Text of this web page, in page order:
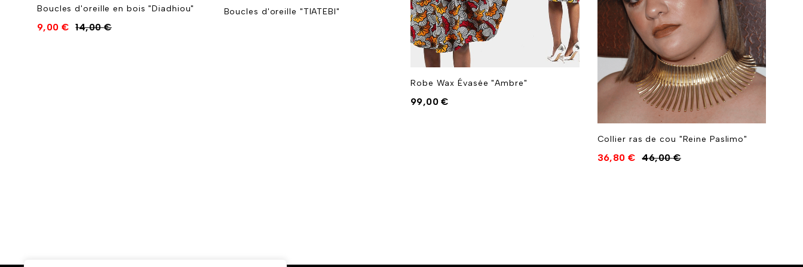
Boucles d'oreille en bois "Diadhiou"
14,00€
9,00 €
Boucles d'oreille "TIATEBI"
Robe Wax Évasée "Ambre"
99,00€
Collier ras de cou "Reine Paslimo"
46,00€
36,80 €